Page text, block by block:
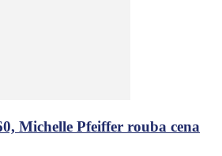
Michelle Pfeiffer rouba cena